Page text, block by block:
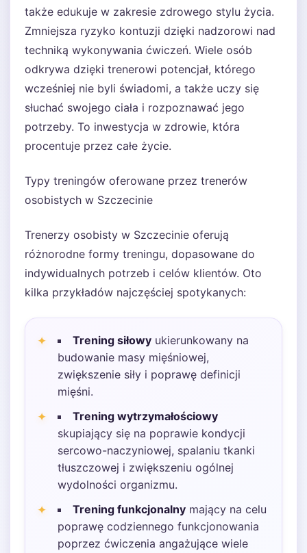
także edukuje w zakresie zdrowego stylu życia.
Zmniejsza ryzyko kontuzji dzięki nadzorowi nad
techniką wykonywania ćwiczeń. Wiele osób
odkrywa dzięki trenerowi potencjał, którego
wcześniej nie byli świadomi, a także uczy się
słuchać swojego ciała i rozpoznawać jego
potrzeby. To inwestycja w zdrowie, która
procentuje przez całe życie.
Typy treningów oferowane przez trenerów
osobistych w Szczecinie
Trenerzy osobisty w Szczecinie oferują
różnorodne formy treningu, dopasowane do
indywidualnych potrzeb i celów klientów. Oto
kilka przykładów najczęściej spotykanych:
Trening siłowy ukierunkowany na
budowanie masy mięśniowej,
zwiększenie siły i poprawę definicji
mięśni.
Trening wytrzymałościowy
skupiający się na poprawie kondycji
sercowo-naczyniowej, spalaniu tkanki
tłuszczowej i zwiększeniu ogólnej
wydolności organizmu.
Trening funkcjonalny mający na celu
poprawę codziennego funkcjonowania
poprzez ćwiczenia angażujące wiele